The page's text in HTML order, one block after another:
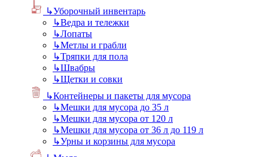
↳Уборочный инвентарь
↳Ведра и тележки
↳Лопаты
↳Метлы и грабли
↳Тряпки для пола
↳Швабры
↳Щетки и совки
↳Контейнеры и пакеты для мусора
↳Мешки для мусора до 35 л
↳Мешки для мусора от 120 л
↳Мешки для мусора от 36 л до 119 л
↳Урны и корзины для мусора